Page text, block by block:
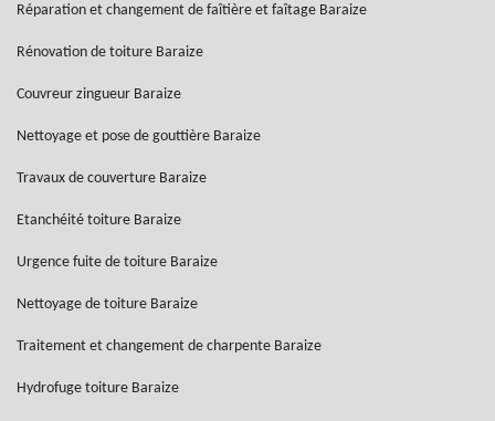
Réparation et changement de faîtière et faîtage Baraize
Rénovation de toiture Baraize
Couvreur zingueur Baraize
Nettoyage et pose de gouttière Baraize
Travaux de couverture Baraize
Etanchéité toiture Baraize
Urgence fuite de toiture Baraize
Nettoyage de toiture Baraize
Traitement et changement de charpente Baraize
Hydrofuge toiture Baraize